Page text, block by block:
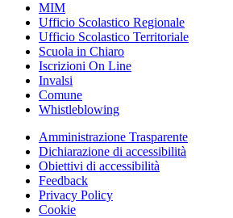
MIM
Ufficio Scolastico Regionale
Ufficio Scolastico Territoriale
Scuola in Chiaro
Iscrizioni On Line
Invalsi
Comune
Whistleblowing
Amministrazione Trasparente
Dichiarazione di accessibilità
Obiettivi di accessibilità
Feedback
Privacy Policy
Cookie